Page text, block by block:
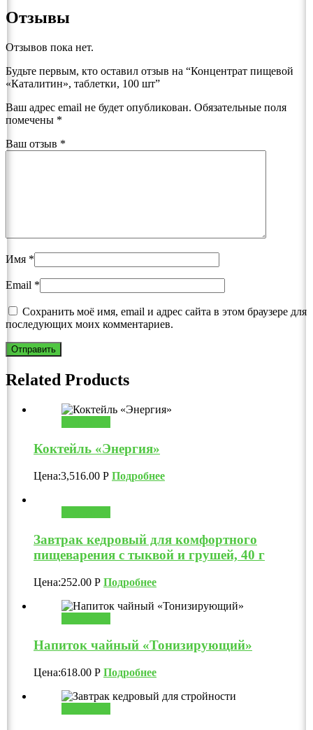
Отзывы
Отзывов пока нет.
Будьте первым, кто оставил отзыв на “Концентрат пищевой
«Каталитин», таблетки, 100 шт”
Ваш адрес email не будет опубликован. Обязательные поля
помечены *
Ваш отзыв *
Имя *
Email *
Сохранить моё имя, email и адрес сайта в этом браузере для
последующих моих комментариев.
Related Products
Коктейль «Энергия»
Цена:3,516.00 Р Подробнее
Завтрак кедровый для комфортного
пищеварения с тыквой и грушей, 40 г
Цена:252.00 Р Подробнее
Напиток чайный «Тонизирующий»
Цена:618.00 Р Подробнее